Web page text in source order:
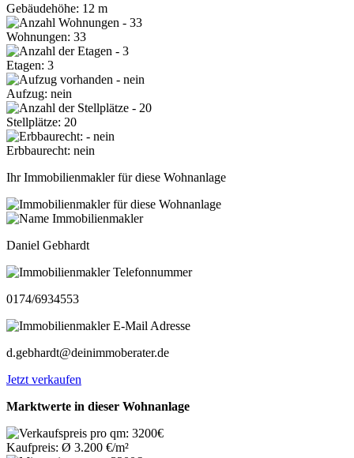
Gebäudehöhe: 12 m
Wohnungen: 33
Etagen: 3
Aufzug: nein
Stellplätze: 20
Erbbaurecht: nein
Ihr Immobilienmakler für diese Wohnanlage
Daniel Gebhardt
0174/6934553
d.gebhardt@deinimmoberater.de
Jetzt verkaufen
Marktwerte in dieser Wohnanlage
Kaufpreis: Ø 3.200 €/m²